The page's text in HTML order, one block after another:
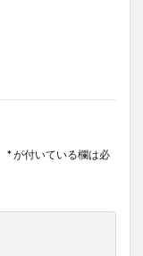
*が付いている欄は必